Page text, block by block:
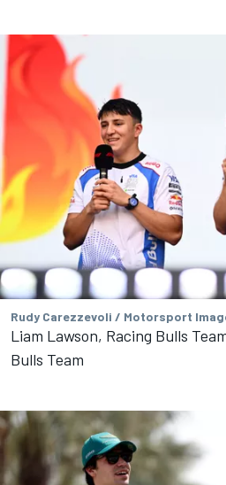
Rudy Carezzevoli / Motorsport
Liam Lawson, Racing Bulls
Bulls Team